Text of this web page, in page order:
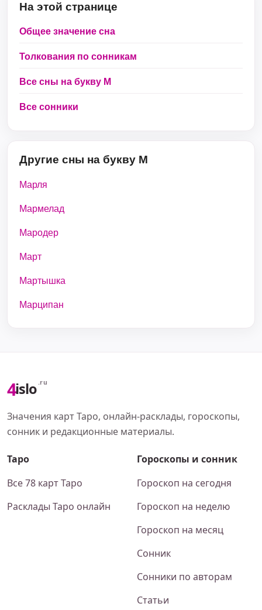
На этой странице
Общее значение сна
Толкования по сонникам
Все сны на букву М
Все сонники
Другие сны на букву М
Марля
Мармелад
Мародер
Март
Мартышка
Марципан
4islo .ru
Значения карт Таро, онлайн-расклады, гороскопы,
сонник и редакционные материалы.
Таро
Все 78 карт Таро
Расклады Таро онлайн
Гороскопы и сонник
Гороскоп на сегодня
Гороскоп на неделю
Гороскоп на месяц
Сонник
Сонники по авторам
Статьи